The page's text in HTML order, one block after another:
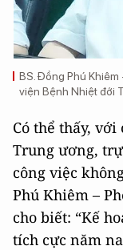
BS. Đồng Phú Khiêm
viện Bệnh Nhiệt đới
Có thể thấy,
Trung ương,
công việc
Phú Khiêm –
cho biết: “Kế
tích cực năm